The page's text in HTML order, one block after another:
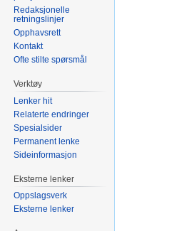
Redaksjonelle
retningslinjer
Opphavsrett
Kontakt
Ofte stilte spørsmål
Verktøy
Lenker hit
Relaterte endringer
Spesialsider
Permanent lenke
Sideinformasjon
Eksterne lenker
Oppslagsverk
Eksterne lenker